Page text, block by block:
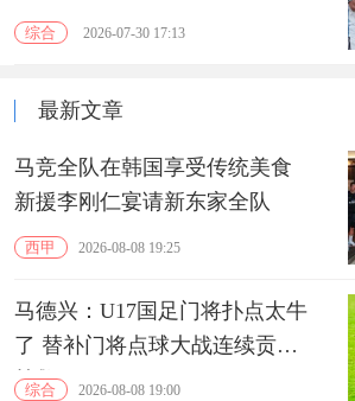
综合 2026-07-30 17:13
最新文章
马竞全队在韩国享受传统美食
新援李刚仁宴请新东家全队
西甲 2026-08-08 19:25
马德兴：U17国足门将扑点太牛
了 替补门将点球大战连续贡献
扑救
综合 2026-08-08 19:00